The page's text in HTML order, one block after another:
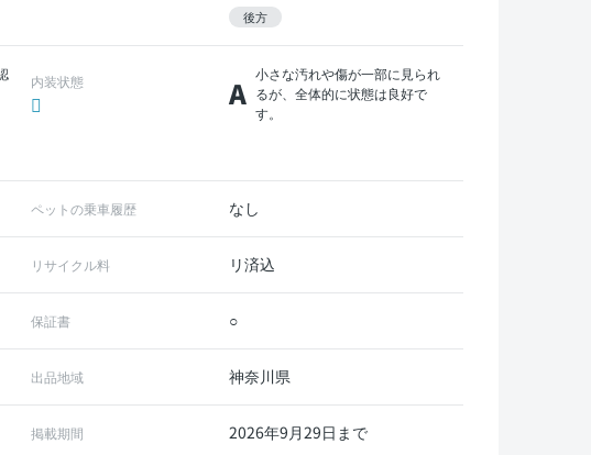
後方
内装状態 A
小さな汚れや傷が一部に見られ
るが、全体的に状態は良好で
す。
ペットの乗車履歴 なし
リサイクル料 リ済込
保証書 ○
出品地域 神奈川県
掲載期間 2026年9月29日まで